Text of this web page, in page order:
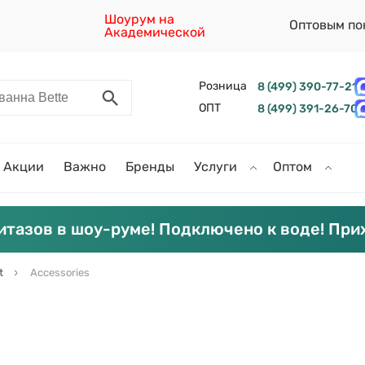
Шоурум на
Академической
Оптовым
Розница
8 (499) 390-77-21
ОПТ
8 (499) 391-26-70
Акции Важно Бренды Услуги Оптом
в шоу-руме! Подключено к воде!
Accessories